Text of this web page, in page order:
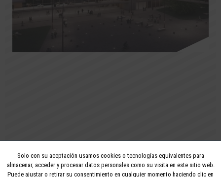
2026 - Todos los derechos reservados
Solo con su aceptación usamos cookies o tecnologías equivalentes para
almacenar, acceder y procesar datos personales como su visita en este sitio web.
Puede ajustar o retirar su consentimiento en cualquier momento haciendo clic en